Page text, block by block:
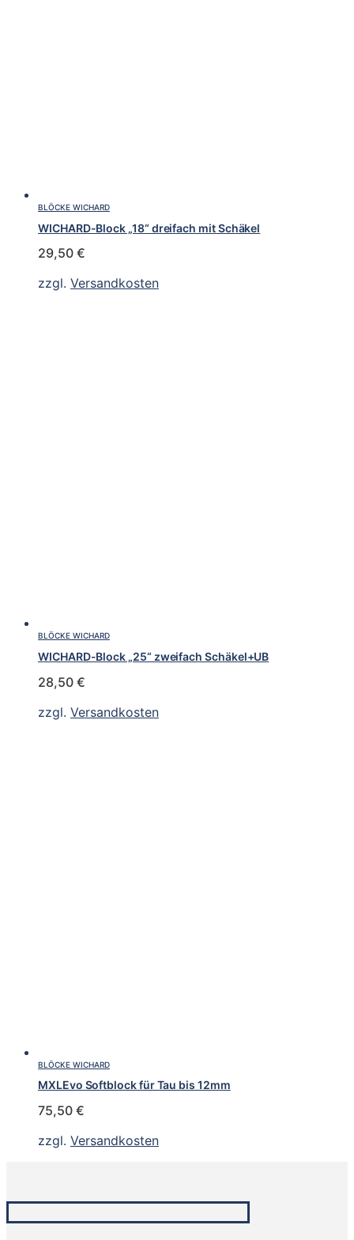
BLÖCKE WICHARD
WICHARD-Block „18“ dreifach mit Schäkel
29,50 €
zzgl. Versandkosten
BLÖCKE WICHARD
WICHARD-Block „25“ zweifach Schäkel+UB
28,50 €
zzgl. Versandkosten
BLÖCKE WICHARD
MXLEvo Softblock für Tau bis 12mm
75,50 €
zzgl. Versandkosten